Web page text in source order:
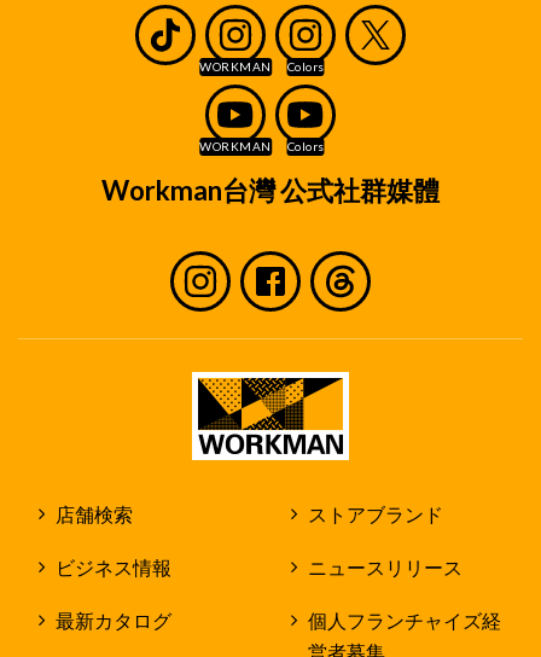
Workman台灣 公式社群媒體
店舗検索 ストアブランド
ビジネス情報 ニュースリリース
最新カタログ
個人フランチャイズ経
営者募集